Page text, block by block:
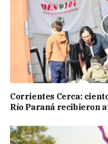
Corrientes Cerca:
Río Paraná recibieron